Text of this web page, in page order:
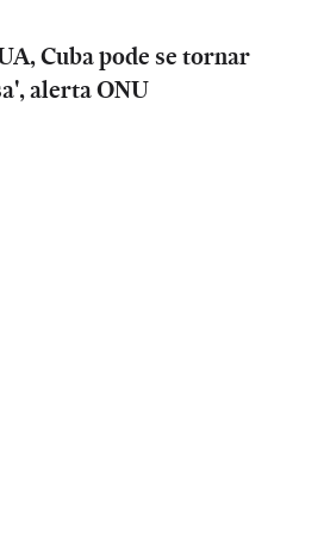
Cuba pode se tornar
alerta ONU